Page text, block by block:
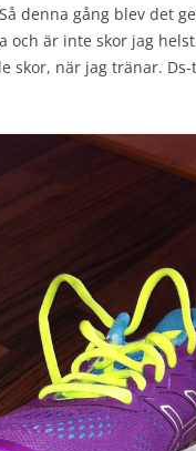
denna gång blev det
är inte skor jag
skor, när jag tränar.